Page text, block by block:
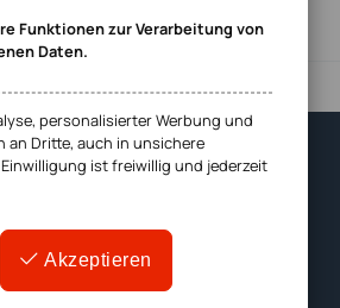
& Karriere
Funktionen zur Verarbeitung von
Daten.
personalisierter Werbung und
an Dritte, auch in unsichere
ist freiwillig und jederzeit
Akzeptieren